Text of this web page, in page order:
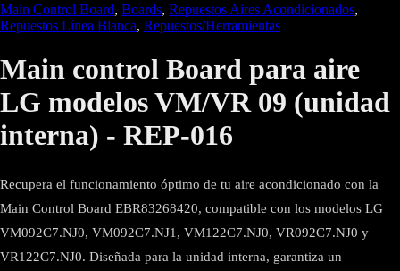
Main Control Board, Boards, Repuestos Aires Acondicionados,
Repuestos Línea Blanca, Repuestos/Herramientas
Main control Board para aire
LG modelos VM/VR 09 (unidad
interna) - REP-016
Recupera el funcionamiento óptimo de tu aire acondicionado con la
Main Control Board EBR83268420, compatible con los modelos LG
VM092C7.NJ0, VM092C7.NJ1, VM122C7.NJ0, VR092C7.NJ0 y
VR122C7.NJ0. Diseñada para la unidad interna, garantiza un